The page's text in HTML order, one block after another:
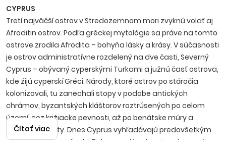
CYPRUS
Tretí najväčší ostrov v Stredozemnom mori zvyknú volať aj
Afroditin ostrov. Podľa gréckej mytológie sa práve na tomto
ostrove zrodila Afrodita – bohyňa lásky a krásy. V súčasnosti
je ostrov administratívne rozdelený na dve časti, Severný
Cyprus – obývaný cyperskými Turkami a južnú časť ostrova,
kde žijú cyperskí Gréci. Národy, ktoré ostrov po stáročia
kolonizovali, tu zanechali stopy v podobe antických
chrámov, byzantských kláštorov roztrúsených po celom
území, cez križiacke pevnosti, až po benátske múry a
islamské mešity. Dnes Cyprus vyhľadávajú predovšetkým
milovníci peknej prírody. Takmer celý ostrov je zalesnený a
Čítať viac